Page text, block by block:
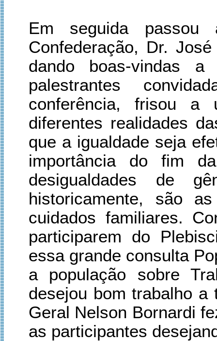
Em seguida
Confederação, Dr.
dando boas-vindas
palestrantes
conferência, frisou a
diferentes realidades
que a igualdade seja
importância do fim
desigualdades de
historicamente, são
cuidados familiares.
participarem do
essa grande consulta
a população sobre
desejou bom trabalho
Geral Nelson Bornardi
as participantes